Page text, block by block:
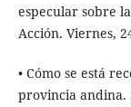
especular sobre
Acción. Viernes,
• Cómo se está
provincia andina.